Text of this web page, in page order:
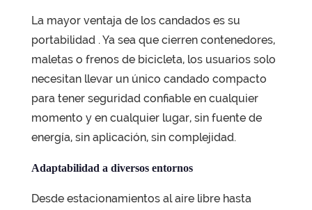
La mayor ventaja de los candados es su
portabilidad . Ya sea que cierren contenedores,
maletas o frenos de bicicleta, los usuarios solo
necesitan llevar un único candado compacto
para tener seguridad confiable en cualquier
momento y en cualquier lugar, sin fuente de
energía, sin aplicación, sin complejidad.
Adaptabilidad a diversos entornos
Desde estacionamientos al aire libre hasta